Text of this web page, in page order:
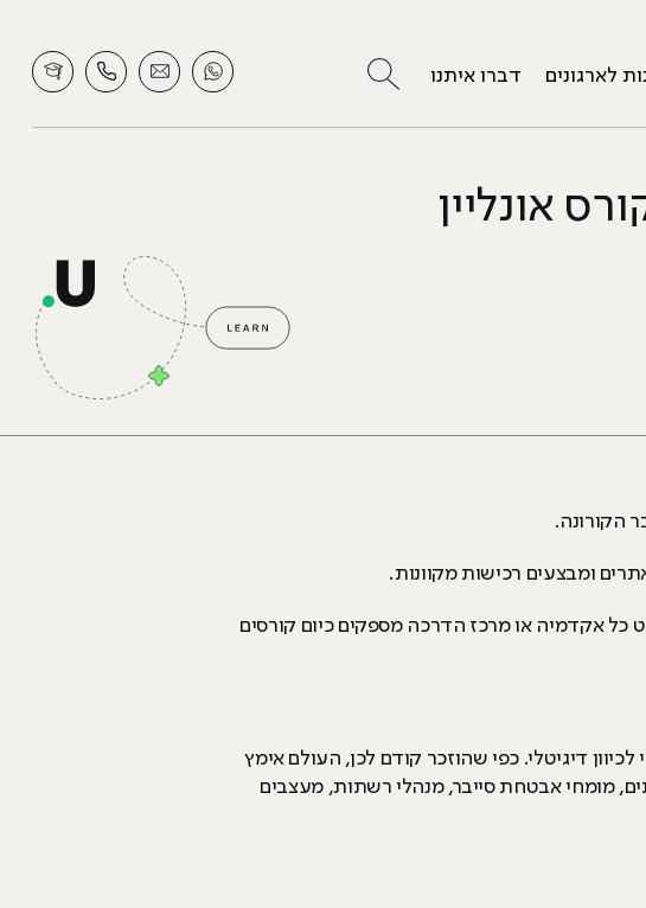
לארגונים דברו איתנו לחץ לחיפוש
הקורונה.
ומבצעים רכישות מקוונות.
כל אקדמיה או מרכז הדרכה מספקים כיום קורסים
דיגיטלי. כפי שהוזכר קודם לכן, העולם אימץ
מומחי אבטחת סייבר, מנהלי רשתות, מעצבים